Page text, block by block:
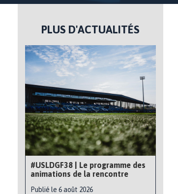
PLUS D'ACTUALITÉS
#USLDGF38 | Le programme des
animations de la rencontre
Publié le 6 août 2026